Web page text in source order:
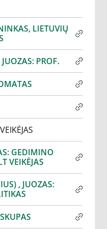
LIETUVIŲ
PROF.
GEDIMINO
VEIKĖJAS
, JUOZAS: